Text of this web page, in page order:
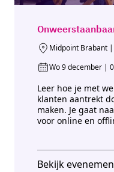
Midpoint Brabant
Wo 9 december |
Leer hoe je met
klanten aantrekt
maken. Je gaat
voor online en
Bekijk